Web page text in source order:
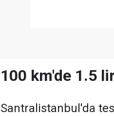
100 km'de 1.5
Santralistanbul'da